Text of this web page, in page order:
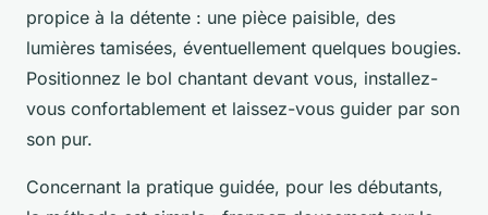
propice à la détente : une pièce paisible, des
lumières tamisées, éventuellement quelques bougies.
Positionnez le bol chantant devant vous, installez-
vous confortablement et laissez-vous guider par son
son pur.
Concernant la pratique guidée, pour les débutants,